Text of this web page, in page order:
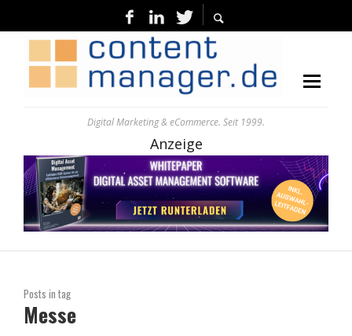
Digital Marketing & eCommerce. Seit 1999.
Anzeige
Posts in tag
Messe